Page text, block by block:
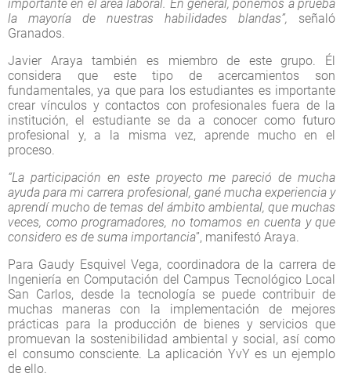
importante en el área laboral. En general, ponemos a prueba
la mayoría de nuestras habilidades blandas”, señaló
Granados.
Javier Araya también es miembro de este grupo. Él
considera que este tipo de acercamientos son
fundamentales, ya que para los estudiantes es importante
crear vínculos y contactos con profesionales fuera de la
institución, el estudiante se da a conocer como futuro
profesional y, a la misma vez, aprende mucho en el
proceso.
“La participación en este proyecto me pareció de mucha
ayuda para mi carrera profesional, gané mucha experiencia y
aprendí mucho de temas del ámbito ambiental, que muchas
veces, como programadores, no tomamos en cuenta y que
considero es de suma importancia”, manifestó Araya.
Para Gaudy Esquivel Vega, coordinadora de la carrera de
Ingeniería en Computación del Campus Tecnológico Local
San Carlos, desde la tecnología se puede contribuir de
muchas maneras con la implementación de mejores
prácticas para la producción de bienes y servicios que
promuevan la sostenibilidad ambiental y social, así como
el consumo consciente. La aplicación YvY es un ejemplo
de ello.